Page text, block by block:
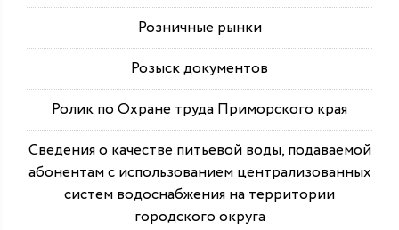
Розничные рынки
Розыск документов
Ролик по Охране труда Приморского края
Сведения о качестве питьевой воды, подаваемой
абонентам с использованием централизованных
систем водоснабжения на территории
городского округа